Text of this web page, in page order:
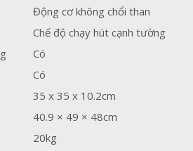
Động cơ không chổi than
Chế độ chạy hút cạnh tường
Có
Có
35 x 35 x 10.2cm
40.9 × 49 × 48cm
20kg